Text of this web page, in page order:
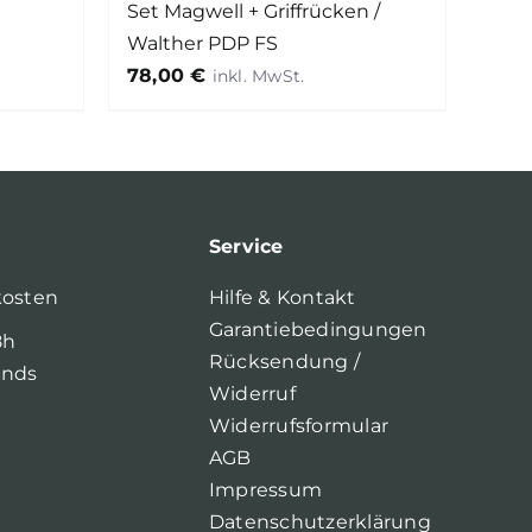
Set Magwell + Griffrücken /
Walther PDP FS
78,00€
Service
Hilfe & Kontakt
Garantiebedingungen
Rücksendung /
Widerruf
Widerrufsformular
AGB
Impressum
Datenschutzerklärung